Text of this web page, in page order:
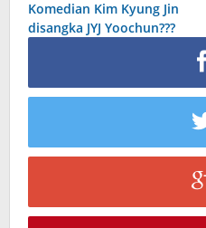
navigation
Komedian Kim Kyung Jin
disangka JYJ Yoochun???